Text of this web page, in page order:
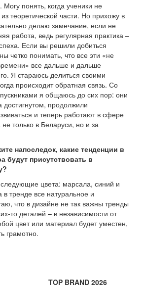
Могу понять, когда ученики не
теоретической части. Но прихожу в
делаю замечание, если не
работа, ведь регулярная практика –
Если вы решили добиться
четко понимать, что все эти «не
все дальше и дальше
Я стараюсь делиться своими
происходит обратная связь. Со
я общаюсь до сих пор: они
достигнутом, продолжили
и теперь работают в сфере
только в Беларуси, но и за
напоследок, какие тенденции в
будут присутствовать в
цвета: марсала, синий и
тренде все натуральное и
что в дизайне не так важны тренды
то деталей – в независимости от
цвет или материал будет уместен,
грамотно.
TOP BRAND 2026